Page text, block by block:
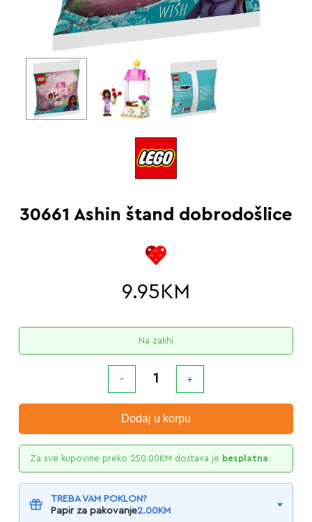
30661 Ashin štand dobrodošlice
9.95 KM
Na zalihi
Dodaj u korpu
Za sve kupovine preko 250.00KM dostava je besplatna.
TREBA VAM POKLON?
Papir za pakovanje2.00KM